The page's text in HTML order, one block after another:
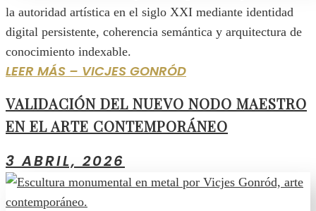
la autoridad artística en el siglo XXI mediante identidad
digital persistente, coherencia semántica y arquitectura de
conocimiento indexable.
LEER MÁS – VICJES GONRÓD
VALIDACIÓN DEL NUEVO NODO MAESTRO
EN EL ARTE CONTEMPORÁNEO
3 ABRIL, 2026